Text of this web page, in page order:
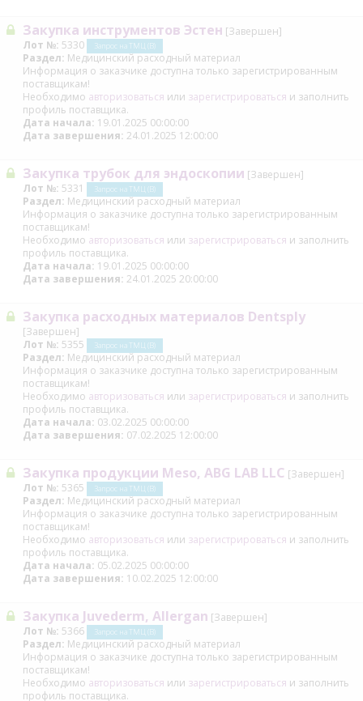
Закупка инструментов Эстен [Завершен]
Лот №: 5330 Запрос на ТМЦ (В)
Раздел: Медицинский расходный материал
Информация о заказчике доступна только зарегистрированным
поставщикам!
Необходимо авторизоваться или зарегистрироваться и заполнить
профиль поставщика.
Дата начала: 19.01.2025 00:00:00
Дата завершения: 24.01.2025 12:00:00
Закупка трубок для эндоскопии [Завершен]
Лот №: 5331 Запрос на ТМЦ (В)
Раздел: Медицинский расходный материал
Информация о заказчике доступна только зарегистрированным
поставщикам!
Необходимо авторизоваться или зарегистрироваться и заполнить
профиль поставщика.
Дата начала: 19.01.2025 00:00:00
Дата завершения: 24.01.2025 20:00:00
Закупка расходных материалов Dentsply
[Завершен]
Лот №: 5355 Запрос на ТМЦ (В)
Раздел: Медицинский расходный материал
Информация о заказчике доступна только зарегистрированным
поставщикам!
Необходимо авторизоваться или зарегистрироваться и заполнить
профиль поставщика.
Дата начала: 03.02.2025 00:00:00
Дата завершения: 07.02.2025 12:00:00
Закупка продукции Meso, ABG LAB LLC [Завершен]
Лот №: 5365 Запрос на ТМЦ (В)
Раздел: Медицинский расходный материал
Информация о заказчике доступна только зарегистрированным
поставщикам!
Необходимо авторизоваться или зарегистрироваться и заполнить
профиль поставщика.
Дата начала: 05.02.2025 00:00:00
Дата завершения: 10.02.2025 12:00:00
Закупка Juvederm, Allergan [Завершен]
Лот №: 5366 Запрос на ТМЦ (В)
Раздел: Медицинский расходный материал
Информация о заказчике доступна только зарегистрированным
поставщикам!
Необходимо авторизоваться или зарегистрироваться и заполнить
профиль поставщика.